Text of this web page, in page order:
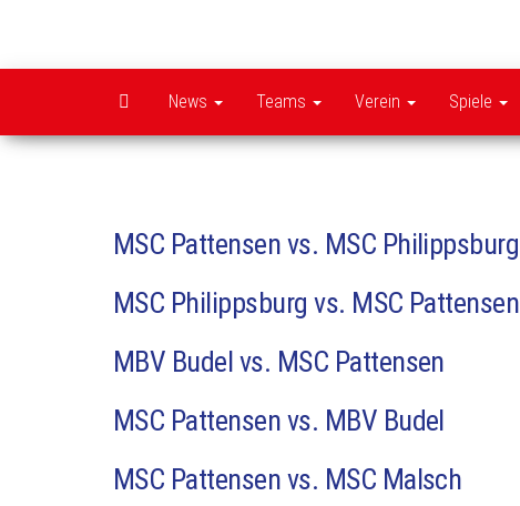
News Teams Verein Spiele
MSC Pattensen vs. MSC Philippsburg
MSC Philippsburg vs. MSC Pattensen
MBV Budel vs. MSC Pattensen
MSC Pattensen vs. MBV Budel
MSC Pattensen vs. MSC Malsch